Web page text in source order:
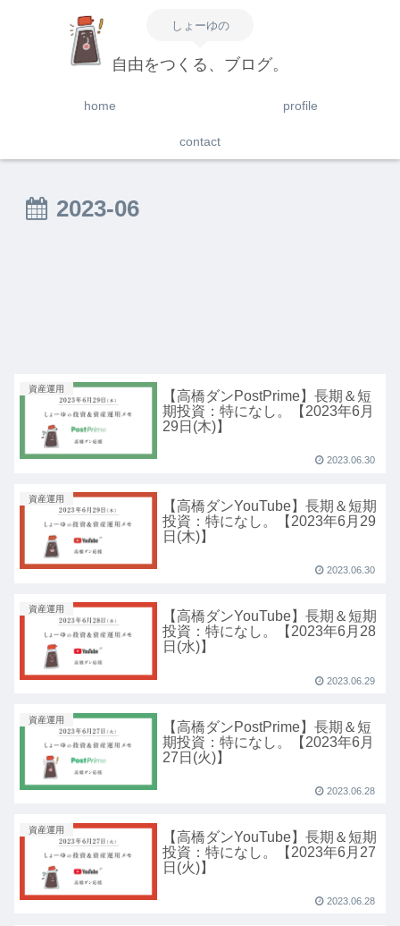
しょーゆの
自由をつくる、ブログ。
home profile
contact
2023-06
資産運用
【高橋ダンPostPrime】長期＆短
期投資：特になし。【2023年6月
29日(木)】
2023.06.30
資産運用
【高橋ダンYouTube】長期＆短期
投資：特になし。【2023年6月29
日(木)】
2023.06.30
資産運用
【高橋ダンYouTube】長期＆短期
投資：特になし。【2023年6月28
日(水)】
2023.06.29
資産運用
【高橋ダンPostPrime】長期＆短
期投資：特になし。【2023年6月
27日(火)】
2023.06.28
資産運用
【高橋ダンYouTube】長期＆短期
投資：特になし。【2023年6月27
日(火)】
2023.06.28